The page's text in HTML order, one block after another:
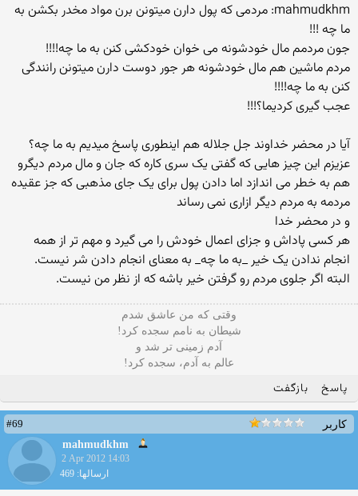
mahmudkhm: مردمی که پول دارن میتونن برن مواد مخدر بکشن به
ما چه !!!
جون مردمم مال خودشونه می خوان خودکشی کنن به ما چه!!!!
مردم ماشین هم مال خودشونه هر جور دوست دارن میتونن رانندگی
کنن به ما چه!!!!
عجب گیری کردیما؟!!!
آیا در محضر خداوند جل جلاله هم اینطوری پاسخ میدیم به ما چه؟
عزیزم این چیز هایی که گفتی یک سری کاره که جان و مال مردم دیگرو
هم به خطر می اندازد اما دادن پول برای یک جای مذهبی که جز عقیده
مردمه به مردم دیگر ازاری نمی رساند
و در محضر خدا
هر کسی پاداش و جزای اعمال خودش را می گیرد و مهم تر از همه
انجام ندادن یک خیر _به ما چه_ به معنای انجام دادن شر نیست.
البته اگر جلوی مردم رو گرفتن خیر باشه که از نظر من نیست.
وقتی که من عاشق شدم
شیطان به نامم سجده کرد!
آدم زمینی تر شد و
عالم به آدم، سجده کرد!
پاسخ بازگفت
کاربر
#69
mahmudkhm
2 Apr 2012 14:03
ارسالها: 469